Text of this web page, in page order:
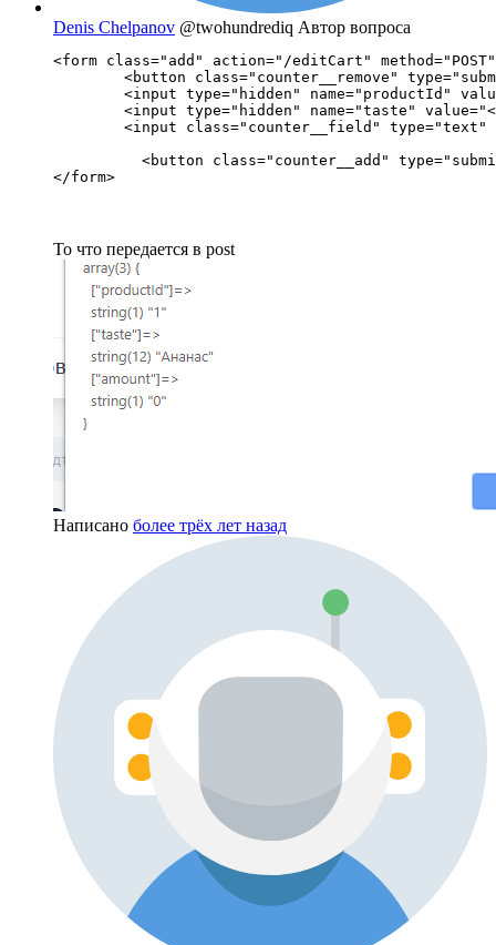
Denis Chelpanov @twohundrediq Автор вопроса
<form class="add" action="/editCart"
<button
<input type="hidden" name="productId"
<input type="hidden" name="taste"
<input class="counter__field" type="text"
<button
</form>
То что передается в post
Написано более трёх лет назад